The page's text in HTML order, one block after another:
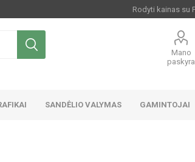
Mano
paskyra
SANDĖLIO VALYMAS GAMINTOJAI